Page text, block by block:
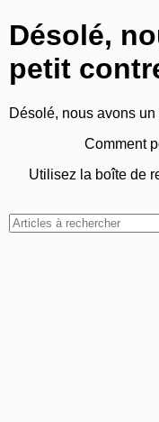
Désolé,
petit
Désolé, nous avons
Comment
Utilisez la boîte de